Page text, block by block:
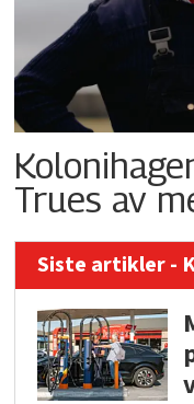
Trues av
Siste artikler -